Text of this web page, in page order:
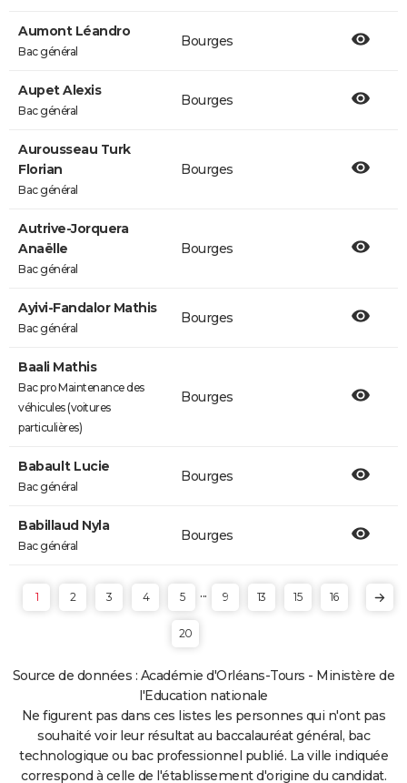
Aumont Léandro
Bac général
Bourges
Aupet Alexis
Bac général
Bourges
Aurousseau Turk
Florian
Bac général
Bourges
Autrive-Jorquera
Anaëlle
Bac général
Bourges
Ayivi-Fandalor Mathis
Bac général
Bourges
Baali Mathis
Bac pro Maintenance des
véhicules (voitures
particulières)
Bourges
Babault Lucie
Bac général
Bourges
Babillaud Nyla
Bac général
Bourges
1 2 3 4 5 ... 9 13 15 16
20
Source de données : Académie d'Orléans-Tours - Ministère de
l'Education nationale
Ne figurent pas dans ces listes les personnes qui n'ont pas
souhaité voir leur résultat au baccalauréat général, bac
technologique ou bac professionnel publié. La ville indiquée
correspond à celle de l'établissement d'origine du candidat.